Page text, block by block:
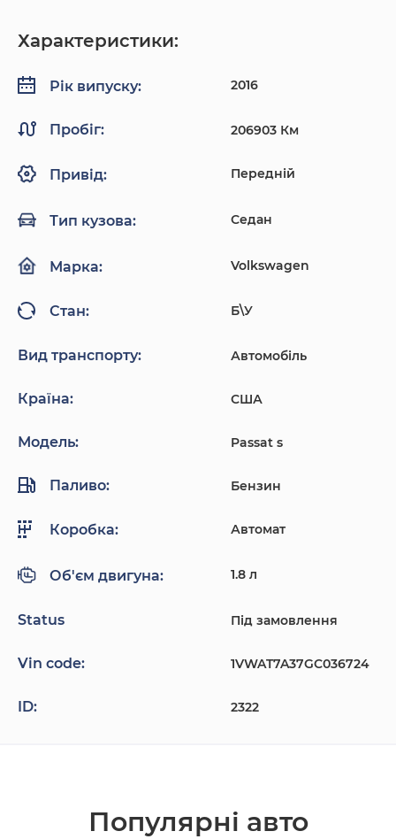
Характеристики:
Рік випуску: 2016
Пробіг: 206903 Км
Привід: Передній
Тип кузова: Седан
Марка: Volkswagen
Стан: Б\У
Вид транспорту: Автомобіль
Країна: США
Модель: Passat s
Паливо: Бензин
Коробка: Автомат
Об'єм двигуна: 1.8 л
Status Під замовлення
Vin code: 1VWAT7A37GC036724
ID: 2322
Популярнi авто